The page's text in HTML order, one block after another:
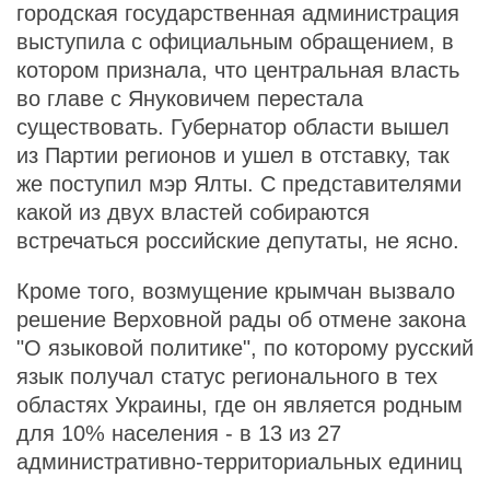
городская государственная администрация
выступила с официальным обращением, в
котором признала, что центральная власть
во главе с Януковичем перестала
существовать. Губернатор области вышел
из Партии регионов и ушел в отставку, так
же поступил мэр Ялты. С представителями
какой из двух властей собираются
встречаться российские депутаты, не ясно.
Кроме того, возмущение крымчан вызвало
решение Верховной рады об отмене закона
"О языковой политике", по которому русский
язык получал статус регионального в тех
областях Украины, где он является родным
для 10% населения - в 13 из 27
административно-территориальных единиц